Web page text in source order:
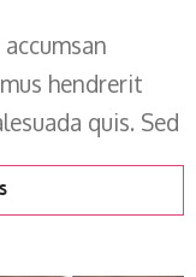
hendrerit
quis. Sed